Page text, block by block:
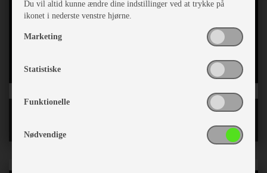
Løse letvægtsstænger CarbonX og Fiber
Du vil altid kunne ændre dine indstillinger ved at trykke på
ikonet i nederste venstre hjørne.
Marketing
Statistiske
Funktionelle
Nødvendige